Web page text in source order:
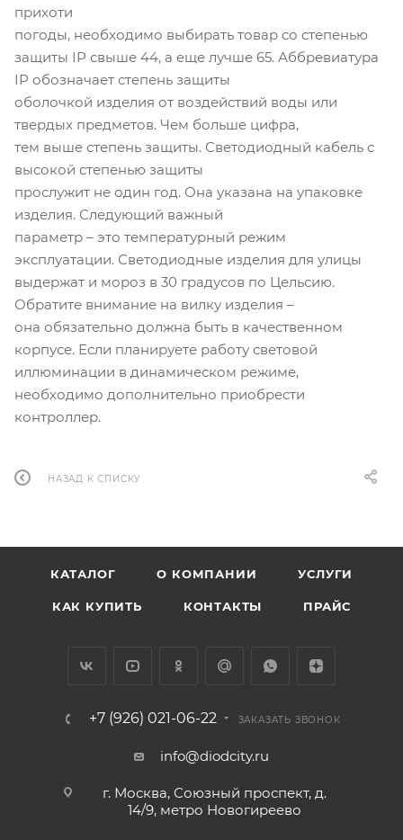
прихоти
погоды, необходимо выбирать товар со степенью
защиты IP свыше 44, а еще лучше 65. Аббревиатура
IP обозначает степень защиты
оболочкой изделия от воздействий воды или
твердых предметов. Чем больше цифра,
тем выше степень защиты. Светодиодный кабель с
высокой степенью защиты
прослужит не один год. Она указана на упаковке
изделия. Следующий важный
параметр – это температурный режим
эксплуатации. Светодиодные изделия для улицы
выдержат и мороз в 30 градусов по Цельсию.
Обратите внимание на вилку изделия –
она обязательно должна быть в качественном
корпусе. Если планируете работу световой
иллюминации в динамическом режиме,
необходимо дополнительно приобрести
контроллер.
НАЗАД К СПИСКУ
КАТАЛОГ О КОМПАНИИ УСЛУГИ
КАК КУПИТЬ КОНТАКТЫ ПРАЙС
+7 (926) 021-06-22 ЗАКАЗАТЬ ЗВОНОК
info@diodcity.ru
г. Москва, Союзный проспект, д.
14/9, метро Новогиреево